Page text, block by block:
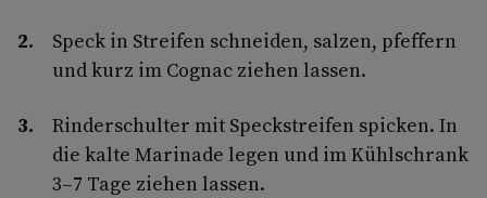
Speck in Streifen schneiden, salzen, pfeffern
und kurz im Cognac ziehen lassen.
Rinderschulter mit Speckstreifen spicken. In
die kalte Marinade legen und im Kühlschrank
3–7 Tage ziehen lassen.